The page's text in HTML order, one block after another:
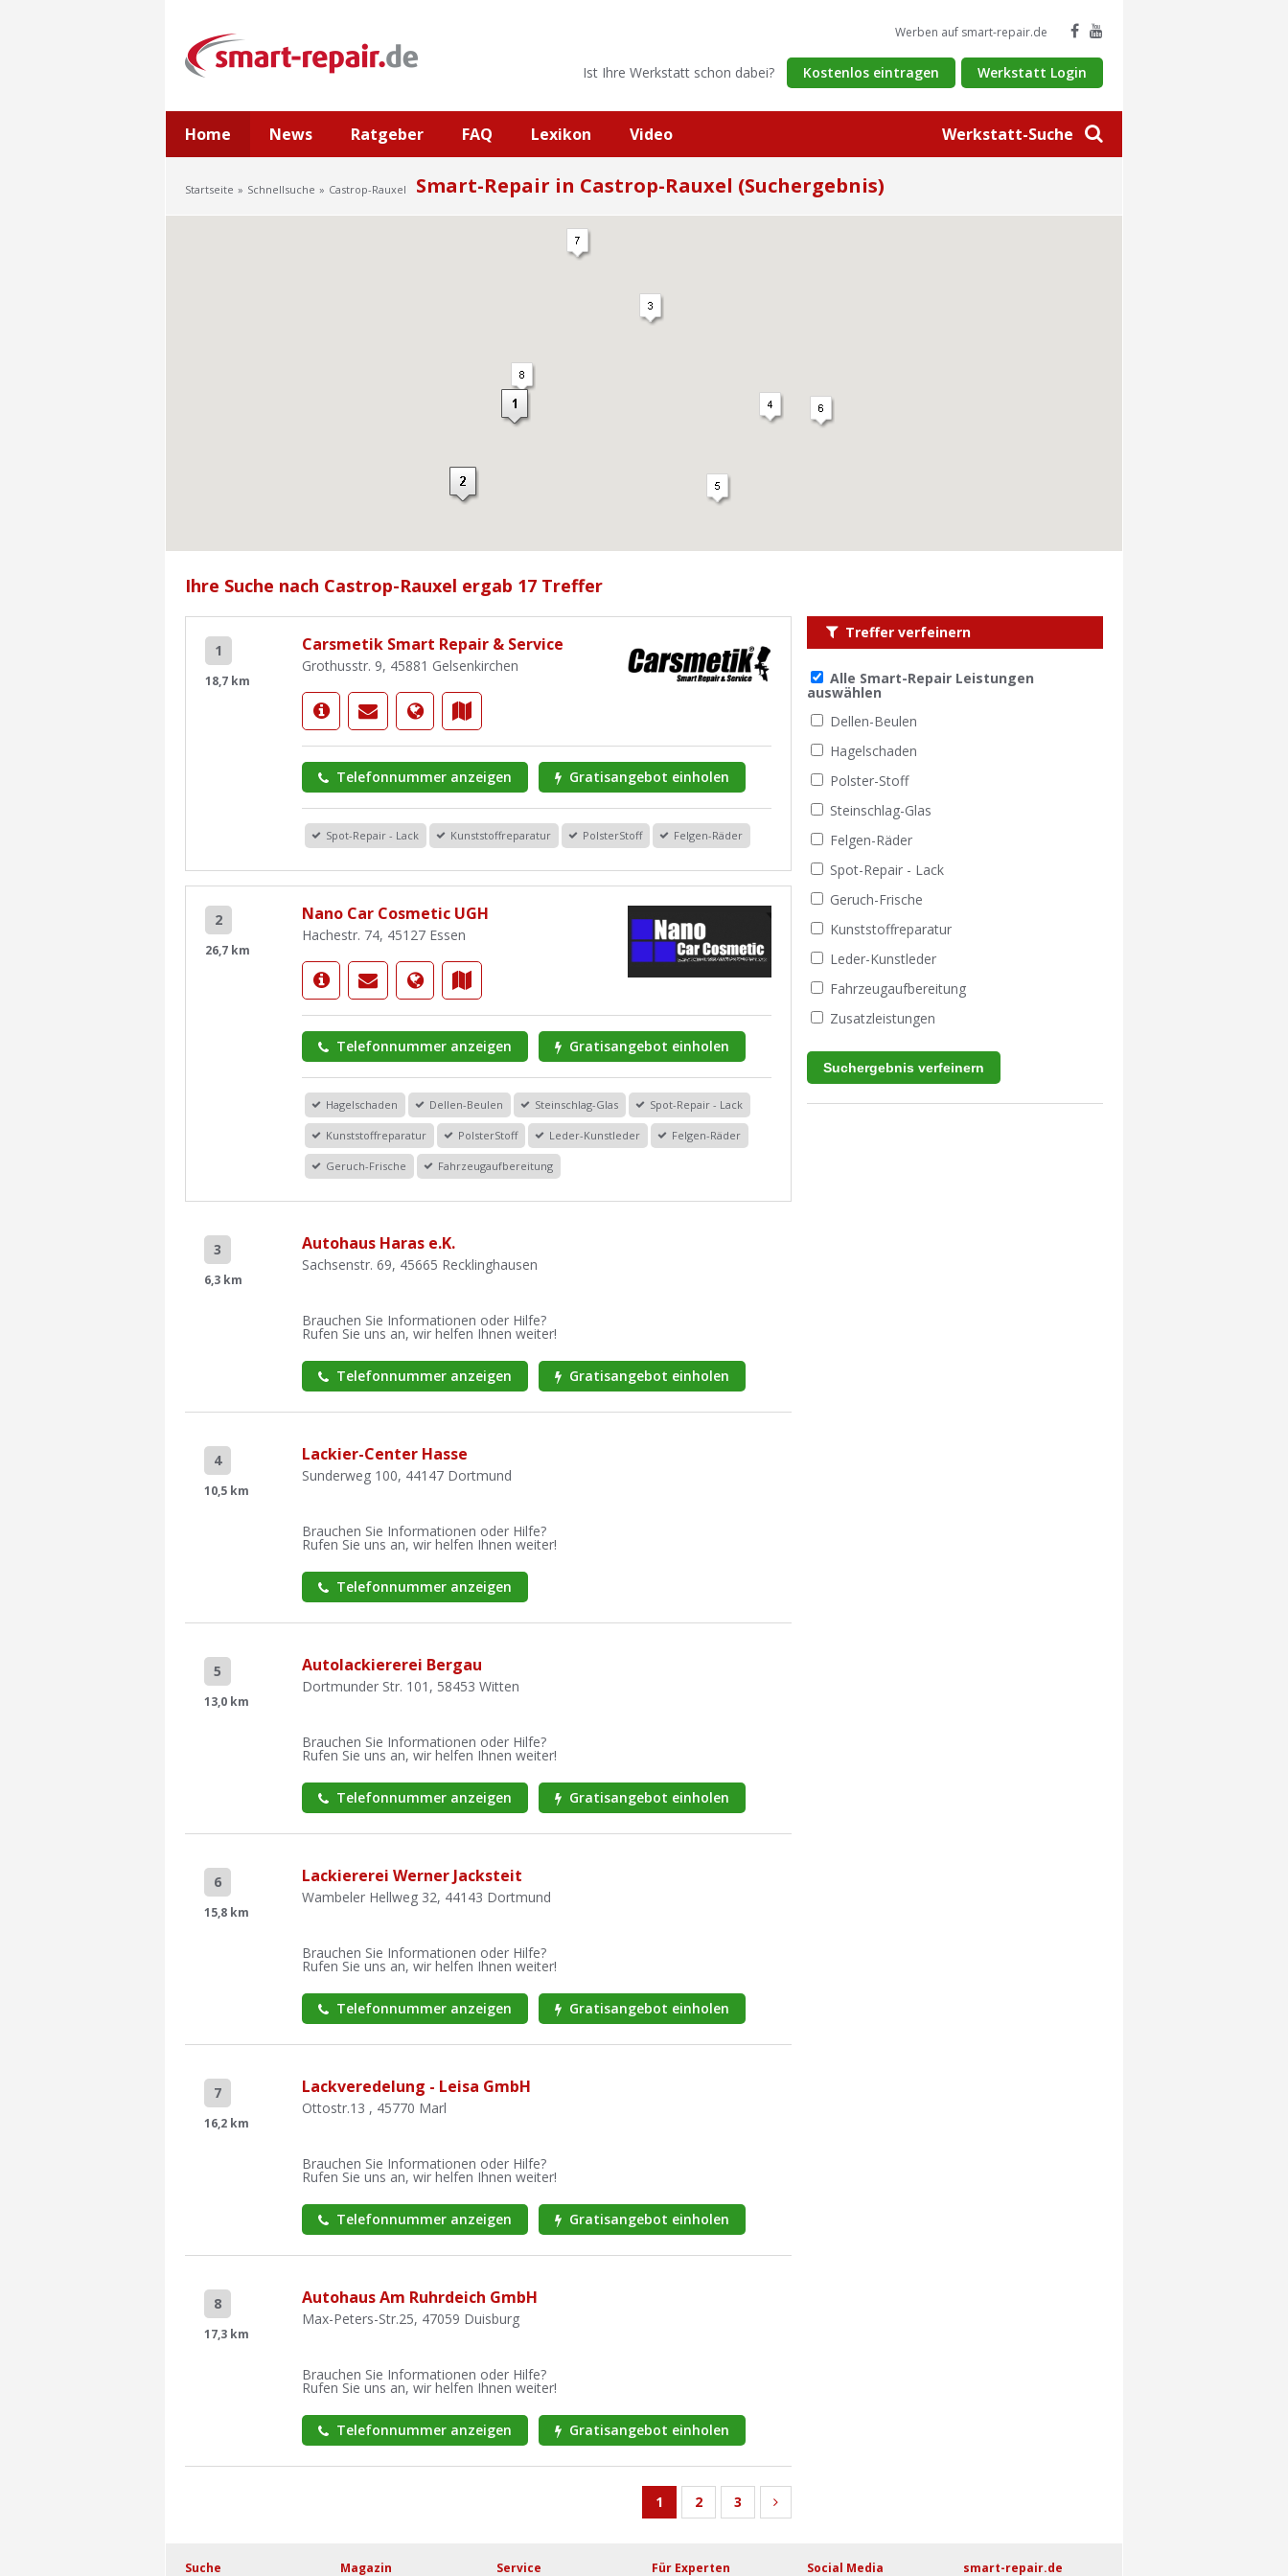
Werkstatt-Suche
Werben auf smart-repair.de
Ist Ihre Werkstatt schon dabei? Kostenlos eintragen Werkstatt Login
Home News Ratgeber FAQ Lexikon Video
Startseite Schnellsuche Castrop-Rauxel Smart-Repair in Castrop-Rauxel (Suchergebnis)
Ihre Suche nach Castrop-Rauxel ergab 17 Treffer
1
18,7 km
Carsmetik Smart Repair & Service
Grothusstr. 9, 45881 Gelsenkirchen
Telefonnummer anzeigen Gratisangebot einholen
Spot-Repair - Lack Kunststoffreparatur PolsterStoff Felgen-Räder
2
26,7 km
Nano Car Cosmetic UGH
Hachestr. 74, 45127 Essen
Telefonnummer anzeigen Gratisangebot einholen
Hagelschaden Dellen-Beulen Steinschlag-Glas Spot-Repair - Lack
Kunststoffreparatur PolsterStoff Leder-Kunstleder Felgen-Räder
Geruch-Frische Fahrzeugaufbereitung
3
6,3 km
Autohaus Haras e.K.
Sachsenstr. 69, 45665 Recklinghausen
Brauchen Sie Informationen oder Hilfe?
Rufen Sie uns an, wir helfen Ihnen weiter!
Telefonnummer anzeigen Gratisangebot einholen
4
10,5 km
Lackier-Center Hasse
Sunderweg 100, 44147 Dortmund
Brauchen Sie Informationen oder Hilfe?
Rufen Sie uns an, wir helfen Ihnen weiter!
Telefonnummer anzeigen
5
13,0 km
Autolackiererei Bergau
Dortmunder Str. 101, 58453 Witten
Brauchen Sie Informationen oder Hilfe?
Rufen Sie uns an, wir helfen Ihnen weiter!
Telefonnummer anzeigen Gratisangebot einholen
6
15,8 km
Lackiererei Werner Jacksteit
Wambeler Hellweg 32, 44143 Dortmund
Brauchen Sie Informationen oder Hilfe?
Rufen Sie uns an, wir helfen Ihnen weiter!
Telefonnummer anzeigen Gratisangebot einholen
7
16,2 km
Lackveredelung - Leisa GmbH
Ottostr.13 , 45770 Marl
Brauchen Sie Informationen oder Hilfe?
Rufen Sie uns an, wir helfen Ihnen weiter!
Telefonnummer anzeigen Gratisangebot einholen
8
17,3 km
Autohaus Am Ruhrdeich GmbH
Max-Peters-Str.25, 47059 Duisburg
Brauchen Sie Informationen oder Hilfe?
Rufen Sie uns an, wir helfen Ihnen weiter!
Telefonnummer anzeigen Gratisangebot einholen
1 2 3
Treffer verfeinern
Alle Smart-Repair Leistungen
auswählen
Dellen-Beulen
Hagelschaden
Polster-Stoff
Steinschlag-Glas
Felgen-Räder
Spot-Repair - Lack
Geruch-Frische
Kunststoffreparatur
Leder-Kunstleder
Fahrzeugaufbereitung
Zusatzleistungen
Suche Magazin Service Für Experten Social Media smart-repair.de